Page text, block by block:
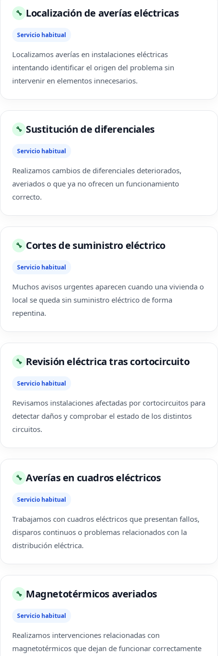
🔧 Localización de averías eléctricas
Servicio habitual
Localizamos averías en instalaciones eléctricas
intentando identificar el origen del problema sin
intervenir en elementos innecesarios.
🔧 Sustitución de diferenciales
Servicio habitual
Realizamos cambios de diferenciales deteriorados,
averiados o que ya no ofrecen un funcionamiento
correcto.
🔧 Cortes de suministro eléctrico
Servicio habitual
Muchos avisos urgentes aparecen cuando una vivienda o
local se queda sin suministro eléctrico de forma
repentina.
🔧 Revisión eléctrica tras cortocircuito
Servicio habitual
Revisamos instalaciones afectadas por cortocircuitos para
detectar daños y comprobar el estado de los distintos
circuitos.
🔧 Averías en cuadros eléctricos
Servicio habitual
Trabajamos con cuadros eléctricos que presentan fallos,
disparos continuos o problemas relacionados con la
distribución eléctrica.
🔧 Magnetotérmicos averiados
Servicio habitual
Realizamos intervenciones relacionadas con
magnetotérmicos que dejan de funcionar correctamente